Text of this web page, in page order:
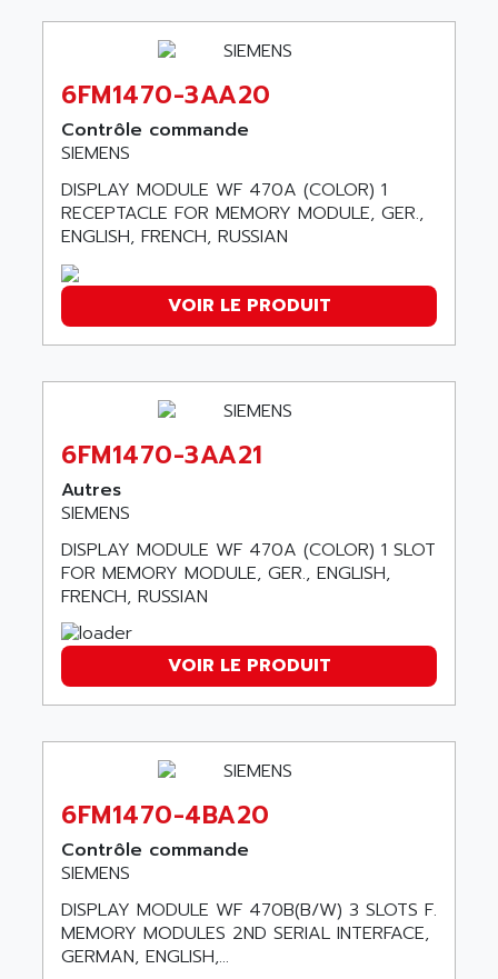
8200-SERIES
SERIE 9000
SIMATIC ET200
SERVOPACK
UNIDRIVE
FMV
DIGIDRIVE SE
SIGMA II
VERITRON
PANELVIEW
AXUMERIK
PROVIT
GRADIPAK
SIMATIC MP
MINI MAESTRO
NT3
CYBER 4000
RPX30
SINUMERIK 820/
LOGO
SIMATIC MULTIPANEL
CL200
DIGIVEX
CL300
SIMOVERT MASTERDRIVES
C100
OP35
SIMATIC TP
BT
ALFA PROGETTI
ALFA ROBOT
ALFAA
ALFA-LAVAL
ALFATRONIX
ALFONS HAAR
ALL TERMINALS
ALLEGRO MICROSYSTEMS
ALLEN
ALLEN BRADLEY
ALLEN CODIERGERATE GMBH
ALLEN CODING SYSTEMS
ALLEN SYSTEMS
ALLIANCE INSTRUMENTS
ALLIANCE MEMORY
ALLIED TELESYN
ALLIED VISION
ALLIGATOR
ALLISON
ALLISON TRANSMISSION
ALM
ALMA
6FM1470-3AA20
Contrôle commande
SIEMENS
DISPLAY MODULE WF 470A (COLOR) 1
RECEPTACLE FOR MEMORY MODULE, GER.,
ENGLISH, FRENCH, RUSSIAN
VOIR LE PRODUIT
6FM1470-3AA21
Autres
SIEMENS
DISPLAY MODULE WF 470A (COLOR) 1 SLOT
FOR MEMORY MODULE, GER., ENGLISH,
FRENCH, RUSSIAN
VOIR LE PRODUIT
6FM1470-4BA20
Contrôle commande
SIEMENS
DISPLAY MODULE WF 470B(B/W) 3 SLOTS F.
MEMORY MODULES 2ND SERIAL INTERFACE,
GERMAN, ENGLISH,...